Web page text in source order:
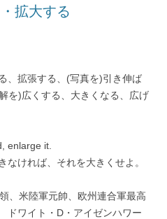
拡大する
、拡張する、(写真を)引き伸ば
を)広くする、大きくなる、広げ
enlarge it.
なければ、それを大きくせよ。
、米陸軍元帥、欧州連合軍最高
ワイト・D・アイゼンハワー